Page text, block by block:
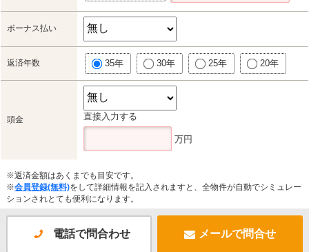
ボーナス払い
返済年数 35年 30年 25年 20年
頭金 直接入力する
万円
※返済金額はあくまでも目安です。
※会員登録(無料)をして詳細情報を記入されますと、全物件が自動でシミュレー
ションされとても便利になります。
電話で問合わせ メールで問合せ